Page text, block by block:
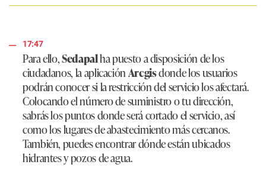
17:47
Para ello,Sedapalha puesto a disposición de los
ciudadanos, la aplicaciónArcgisdonde los usuarios
podrán conocer si la restricción del servicio los afectará.
Colocando el número de suministro o tu dirección,
sabrás los puntos donde será cortado el servicio, así
como los lugares de abastecimiento más cercanos.
También, puedes encontrar dónde están ubicados
hidrantes y pozos de agua.